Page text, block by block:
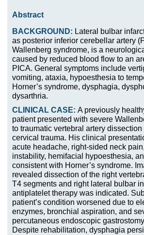
Abstract
BACKGROUND: Lateral bulbar
as posterior inferior cerebellar artery
Wallenberg syndrome, is a
caused by reduced blood flow to an
PICA. General symptoms include
vomiting, ataxia, hypoesthesia to
Horner’s syndrome, dysphagia,
dysarthria.
CLINICAL CASE: A previously
patient presented with severe
to traumatic vertebral artery
cervical trauma. His clinical
acute headache, right-sided neck
instability, hemifacial hypoesthesia,
consistent with Horner’s syndrome.
revealed dissection of the right
T4 segments and right lateral bulbar
antiplatelet therapy was indicated.
patient’s condition worsened due to
enzymes, bronchial aspiration, and
percutaneous endoscopic
Despite rehabilitation, dysphagia